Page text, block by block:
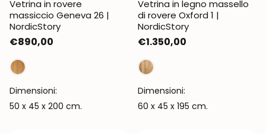
Vetrina in rovere
massiccio Geneva 26 |
NordicStory
Prezzo
normale
€890,00
Dimensioni:
50 x 45 x 200 cm.
Vetrina in legno massello
di rovere Oxford 1 |
NordicStory
Prezzo
normale
€1.350,00
Dimensioni:
60 x 45 x 195 cm.